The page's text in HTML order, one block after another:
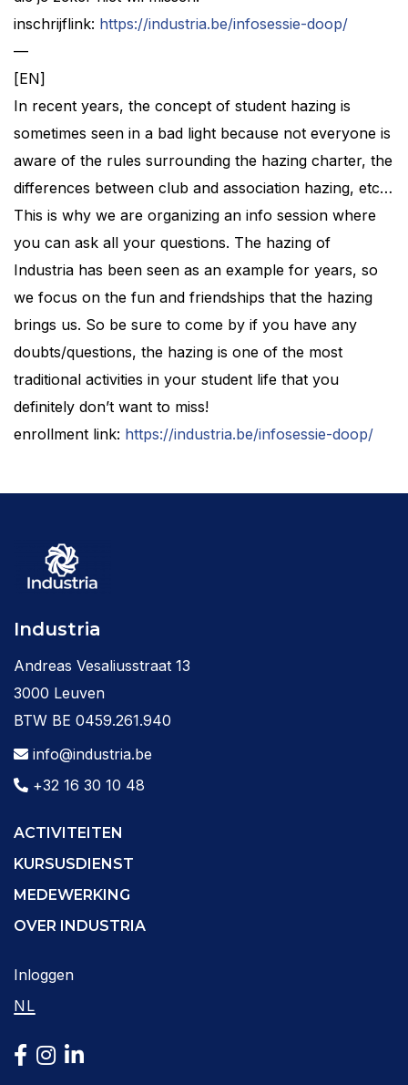
inschrijflink: https://industria.be/infosessie-doop/
—
[EN]
In recent years, the concept of student hazing is
sometimes seen in a bad light because not everyone is
aware of the rules surrounding the hazing charter, the
differences between club and association hazing, etc…
This is why we are organizing an info session where
you can ask all your questions. The hazing of
Industria has been seen as an example for years, so
we focus on the fun and friendships that the hazing
brings us. So be sure to come by if you have any
doubts/questions, the hazing is one of the most
traditional activities in your student life that you
definitely don’t want to miss!
enrollment link: https://industria.be/infosessie-doop/
Industria
Andreas Vesaliusstraat 13
3000 Leuven
BTW BE 0459.261.940
info@industria.be
+32 16 30 10 48
ACTIVITEITEN
KURSUSDIENST
MEDEWERKING
OVER INDUSTRIA
Inloggen
NL